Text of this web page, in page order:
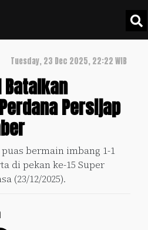
Tuesday, 23 Dec 2025, 22:22 WIB
Batalkan
Persijap
bermain imbang 1-1
di pekan ke-15 Super
(23/12/2025).